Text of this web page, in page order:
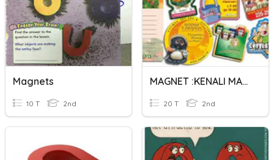
Magnets
10 T 2nd
MAGNET :KENALI MAGNET
20 T 2nd